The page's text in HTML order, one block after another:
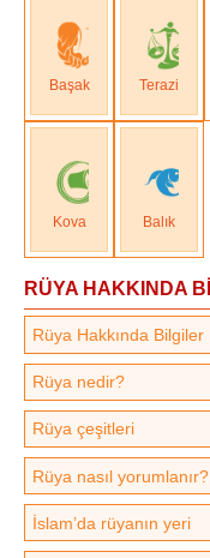
Başak Terazi
Kova Balık
RÜYA HAKKINDA
Rüya Hakkında Bilgiler
Rüya nedir?
Rüya çeşitleri
Rüya nasıl yorumlanır?
İslam’da rüyanın yeri